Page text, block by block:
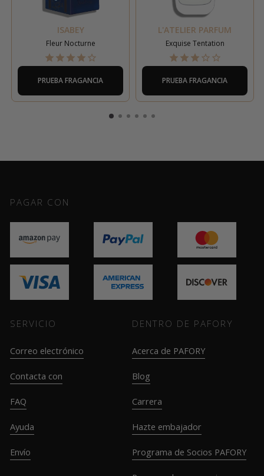
ISABEY
Fleur Nocturne
PRUEBA FRAGANCIA
L'ATELIER PARFUM
Exquise Tentation
PRUEBA FRAGANCIA
PAGAR CON
SERVICIO
Correo electrónico
Contacta con
FAQ
Ayuda
Envío
DENTRO DE PAFORY
Acerca de PAFORY
Blog
Carrera
Hazte embajador
Programa de Socios PAFORY